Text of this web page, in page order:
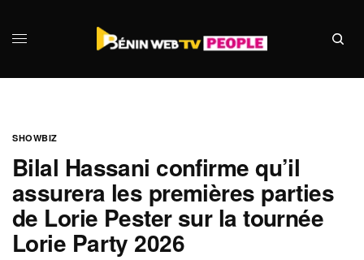
SHOWBIZ
Bilal Hassani confirme qu’il
assurera les premières parties
de Lorie Pester sur la tournée
Lorie Party 2026